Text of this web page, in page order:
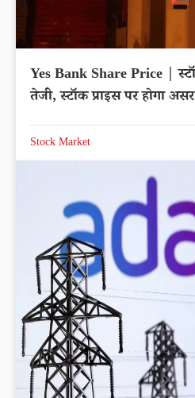
Yes Bank Share Price |
तेजी, स्टॉक प्राइस पर होगा
Stock Market